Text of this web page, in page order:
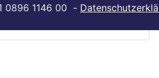
0896 1146 00 -